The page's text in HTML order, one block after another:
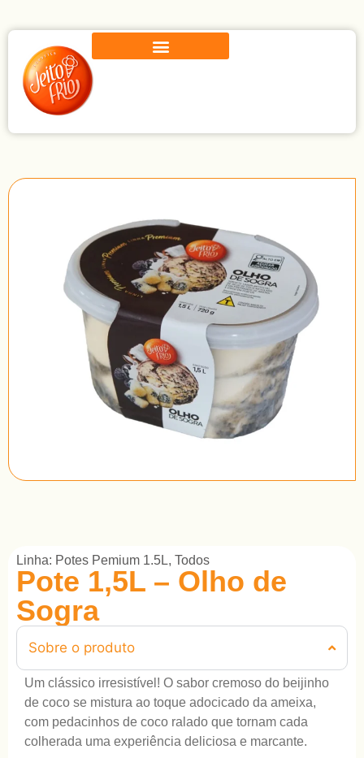
Linha: Potes Pemium 1.5L, Todos
Pote 1,5L – Olho de
Sogra
Sobre o produto
Um clássico irresistível! O sabor cremoso do beijinho
de coco se mistura ao toque adocicado da ameixa,
com pedacinhos de coco ralado que tornam cada
colherada uma experiência deliciosa e marcante.